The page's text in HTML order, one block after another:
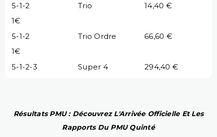
5-1-2
Trio
14,40 €
1€
5-1-2
Trio Ordre
66,60 €
1€
5-1-2-3
Super 4 294,40 €
Résultats PMU : Découvrez L'Arrivée Officielle Et Les
Rapports Du PMU Quinté